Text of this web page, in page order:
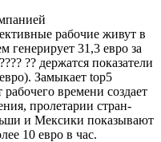
рабочие живут в
генерирует 31,3 евро за
?? держатся показатели
Замыкает top5
времени создает
пролетарии стран-
и Мексики показывают
10 евро в час.